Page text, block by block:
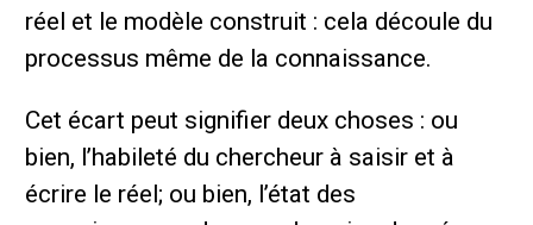
réel et le modèle construit : cela découle du
processus même de la connaissance.
Cet écart peut signifier deux choses : ou
bien, l’habileté du chercheur à saisir et à
écrire le réel; ou bien, l’état des